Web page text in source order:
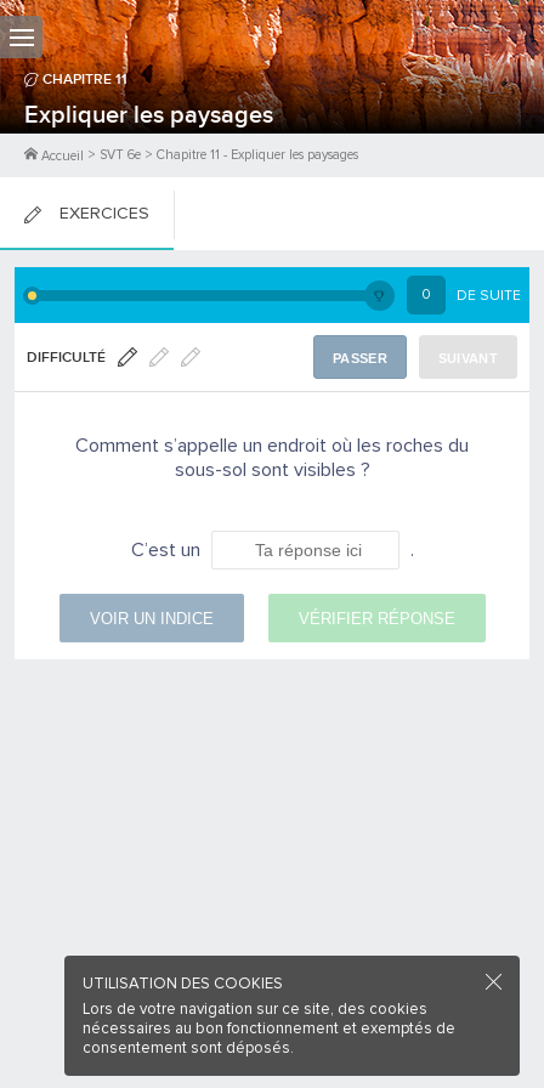
CHAPITRE11
Expliquer les paysages
Accueil > SVT 6e > Chapitre 11 - Expliquer les paysages
EXERCICES
FICHES DE COURS 0 DE SUITE
DIFFICULTÉ PASSER SUIVANT
Comment s’appelle un endroit où les roches du
sous-sol sont visibles ?
C’est un .
VOIR UN INDICE VÉRIFIER RÉPONSE
UTILISATION DES COOKIES
Lors de votre navigation sur ce site, des cookies
nécessaires au bon fonctionnement et exemptés de
consentement sont déposés.